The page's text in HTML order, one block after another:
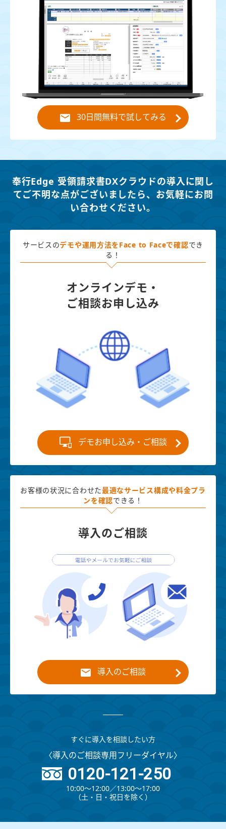
30日間無料で試してみる
奉行Edge 受領請求書DXクラウドの導入に関し
てご不明な点がございましたら、 お気軽にお問
い合わせください。
サービスのデモや運用方法を Face to Faceで確認でき
る！
オンラインデモ・
ご相談お申し込み
デモお申し込み・ご相談
お客様の状況に合わせた最適なサービス構成や料金プラ
ンを確認 できる！
導入のご相談
導入のご相談
すぐに導入を相談したい方
〈導入のご相談専用フリーダイヤル〉
0120-121-250
10:00～12:00∕13:00～17:00
（⼟・⽇・祝⽇を除く）